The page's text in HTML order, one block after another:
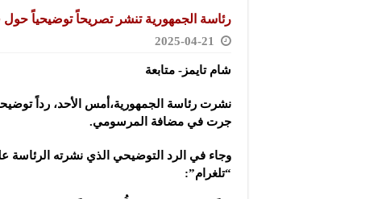
رئاسة الجمهورية تنشر تصريحاً توضيحياً
2025-04-21
شام تايمز- متابعة
نشرت رئاسة الجمهورية،أمس الأحد، رداً
جرت في مضافة المرسومي.
وجاء في الرد التوضيحي الذي نشرته الرئاسة
“تلغرام”: